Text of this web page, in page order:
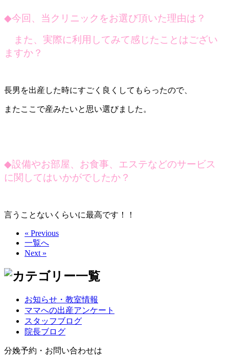
◆今回、当クリニックをお選び頂いた理由は？
また、実際に利用してみて感じたことはござい
ますか？
長男を出産した時にすごく良くしてもらったので、
またここで産みたいと思い選びました。
◆設備やお部屋、お食事、エステなどのサービス
に関してはいかがでしたか？
言うことないくらいに最高です！！
« Previous
一覧へ
Next »
お知らせ・教室情報
ママへの出産アンケート
スタッフブログ
院長ブログ
分娩予約・お問い合わせは